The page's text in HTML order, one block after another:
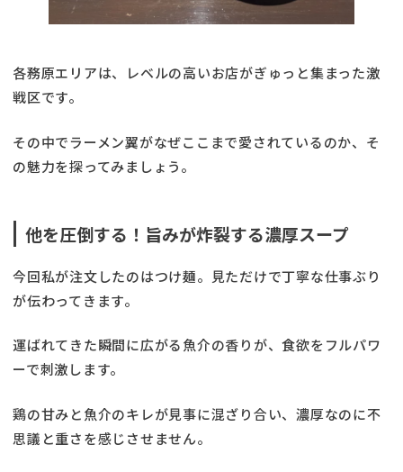
各務原エリアは、レベルの高いお店がぎゅっと集まった激
戦区です。
その中でラーメン翼がなぜここまで愛されているのか、そ
の魅力を探ってみましょう。
他を圧倒する！旨みが炸裂する濃厚スープ
今回私が注文したのはつけ麺。見ただけで丁寧な仕事ぶり
が伝わってきます。
運ばれてきた瞬間に広がる魚介の香りが、食欲をフルパワ
ーで刺激します。
鶏の甘みと魚介のキレが見事に混ざり合い、濃厚なのに不
思議と重さを感じさせません。